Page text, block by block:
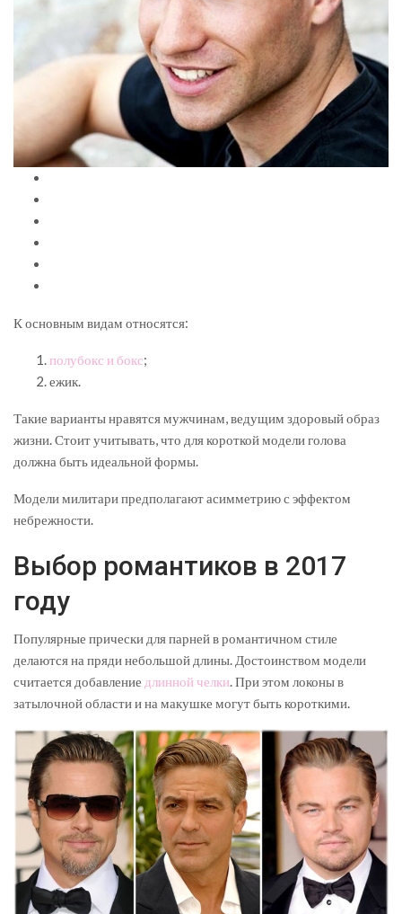
К основным видам относятся:
полубокс и бокс;
ежик.
Такие варианты нравятся мужчинам, ведущим здоровый образ
жизни. Стоит учитывать, что для короткой модели голова
должна быть идеальной формы.
Модели милитари предполагают асимметрию с эффектом
небрежности.
Выбор романтиков в 2017
году
Популярные прически для парней в романтичном стиле
делаются на пряди небольшой длины. Достоинством модели
считается добавление длинной челки. При этом локоны в
затылочной области и на макушке могут быть короткими.